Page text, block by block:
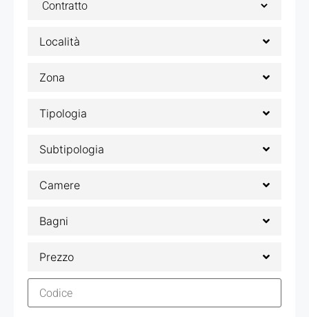
Località
Zona
Tipologia
Subtipologia
Camere
Bagni
Prezzo